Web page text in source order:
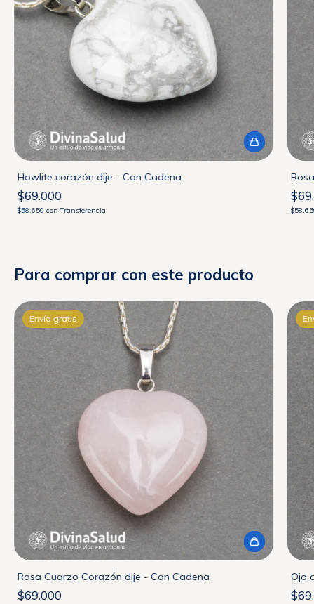
Howlite corazón dije - Con Cadena
$69.000
$58.650con Transferencia
Para comprar con este producto
Envío gratis
Rosa Cuarzo Corazón dije - Con Cadena
$69.000
Ojo